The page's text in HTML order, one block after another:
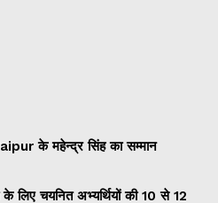
के महेन्द्र सिंह का सम्मान
के लिए चयनित अभ्यर्थियों की 10 से 12